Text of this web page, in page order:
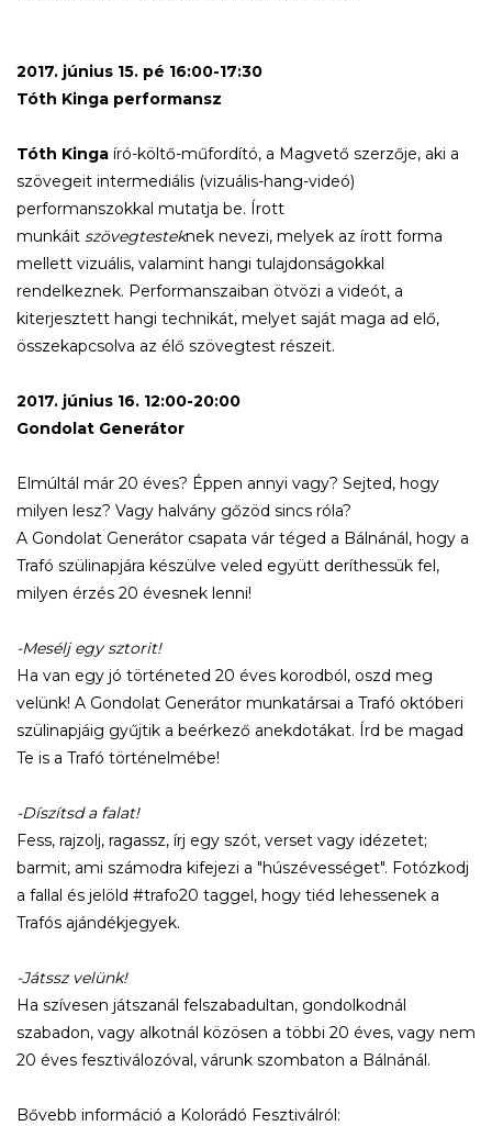
2017. június 15. pé 16:00-17:30
Tóth Kinga performansz
Tóth Kinga író-költő-műfordító, a Magvető szerzője, aki a
szövegeit intermediális (vizuális-hang-videó)
performanszokkal mutatja be. Írott
munkáit szövegtesteknek nevezi, melyek az írott forma
mellett vizuális, valamint hangi tulajdonságokkal
rendelkeznek. Performanszaiban ötvözi a videót, a
kiterjesztett hangi technikát, melyet saját maga ad elő,
összekapcsolva az élő szövegtest részeit.
2017. június 16. 12:00-20:00
Gondolat Generátor
Elmúltál már 20 éves? Éppen annyi vagy? Sejted, hogy
milyen lesz? Vagy halvány gőzöd sincs róla?
A Gondolat Generátor csapata vár téged a Bálnánál, hogy a
Trafó szülinapjára készülve veled együtt deríthessük fel,
milyen érzés 20 évesnek lenni!
-Mesélj egy sztorit!
Ha van egy jó történeted 20 éves korodból, oszd meg
velünk! A Gondolat Generátor munkatársai a Trafó októberi
szülinapjáig gyűjtik a beérkező anekdotákat. Írd be magad
Te is a Trafó történelmébe!
-Díszítsd a falat!
Fess, rajzolj, ragassz, írj egy szót, verset vagy idézetet;
barmit, ami számodra kifejezi a "húszévességet". Fotózkodj
a fallal és jelöld #trafo20 taggel, hogy tiéd lehessenek a
Trafós ajándékjegyek.
-Játssz velünk!
Ha szívesen játszanál felszabadultan, gondolkodnál
szabadon, vagy alkotnál közösen a többi 20 éves, vagy nem
20 éves fesztiválozóval, várunk szombaton a Bálnánál.
Bővebb információ a Kolorádó Fesztiválról: